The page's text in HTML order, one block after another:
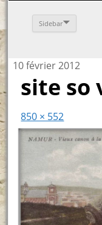
Sidebar
10 février 2012
site so
850 × 552